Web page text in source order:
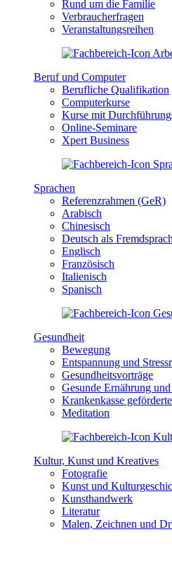
Rund um die Familie
Verbraucherfragen
Veranstaltungsreihen
Beruf und Computer
Berufliche Qualifikation
Computerkurse
Kurse mit
Online-Seminare
Xpert Business
Sprachen
Referenzrahmen (GeR)
Arabisch
Chinesisch
Deutsch als
Englisch
Französisch
Italienisch
Spanisch
Gesundheit
Bewegung
Entspannung und
Gesundheitsvorträge
Gesunde Ernährung
Krankenkasse
Meditation
Kultur, Kunst und Kreatives
Fotografie
Kunst und
Kunsthandwerk
Literatur
Malen, Zeichnen und